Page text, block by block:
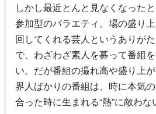
しかし最近とんと見なくなった
参加型のバラエティ。場の盛り
回してくれる芸人というありが
で、わざわざ素人を募って番組
い。だが番組の撮れ高や盛り上
界人ばかりの番組は、時に本気
合った時に生まれる“熱”に敵わな